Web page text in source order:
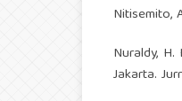
Nitisemito,
Nuraldy,
Jakarta.